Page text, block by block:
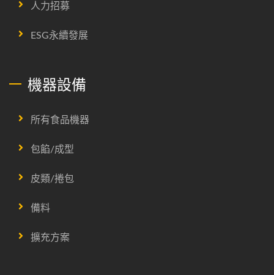
人力招募
ESG永續發展
機器設備
所有食品機器
包餡/成型
皮類/捲包
備料
擴充方案